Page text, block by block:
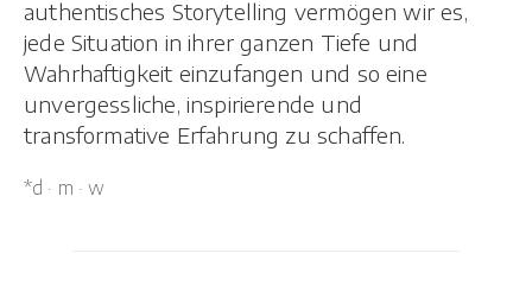
authentisches Storytelling vermögen wir es,
jede Situation in ihrer ganzen Tiefe und
Wahrhaftigkeit einzufangen und so eine
unvergessliche, inspirierende und
transformative Erfahrung zu schaffen.
*d · m · w